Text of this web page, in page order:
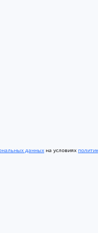
данных на условиях